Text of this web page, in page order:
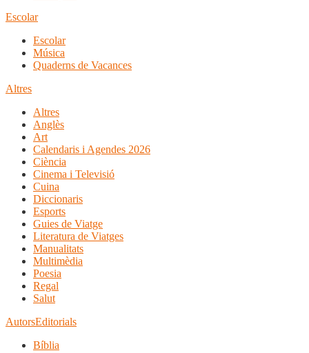
Escolar
Escolar
Música
Quaderns de Vacances
Altres
Altres
Anglès
Art
Calendaris i Agendes 2026
Ciència
Cinema i Televisió
Cuina
Diccionaris
Esports
Guies de Viatge
Literatura de Viatges
Manualitats
Multimèdia
Poesia
Regal
Salut
AutorsEditorials
Bíblia